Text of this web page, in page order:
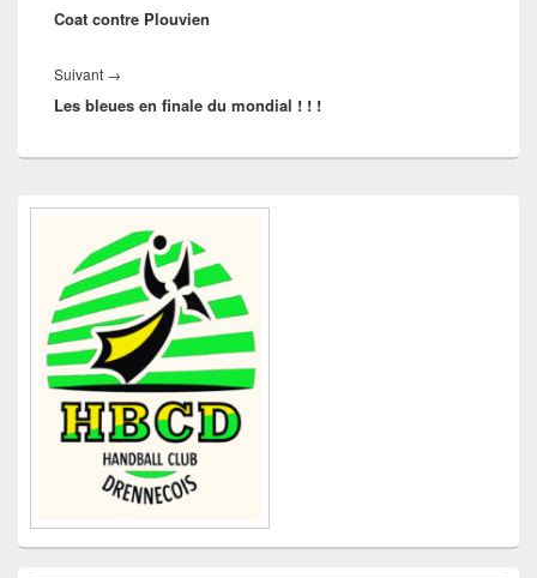
Coat contre Plouvien
Suivant →
suivant :
Les bleues en finale du mondial ! ! !
Zone
barre
latérale